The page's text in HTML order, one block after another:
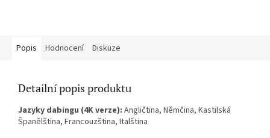
Popis Hodnocení Diskuze
Detailní popis produktu
Jazyky dabingu (4K verze): Angličtina, Němčina, Kastilská
Španělština, Francouzština, Italština